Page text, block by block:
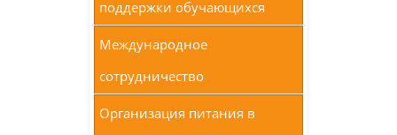
поддержки обучающихся
Международное
сотрудничество
Организация питания в